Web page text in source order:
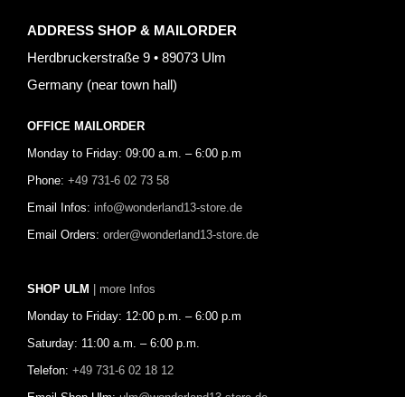
ADDRESS SHOP & MAILORDER
Herdbruckerstraße 9 • 89073 Ulm
Germany (near town hall)
OFFICE MAILORDER
Monday to Friday: 09:00 a.m. – 6:00 p.m
Phone: +49 731-6 02 73 58
Email Infos: info@wonderland13-store.de
Email Orders: order@wonderland13-store.de
SHOP ULM | more Infos
Monday to Friday: 12:00 p.m. – 6:00 p.m
Saturday: 11:00 a.m. – 6:00 p.m.
Telefon: +49 731-6 02 18 12